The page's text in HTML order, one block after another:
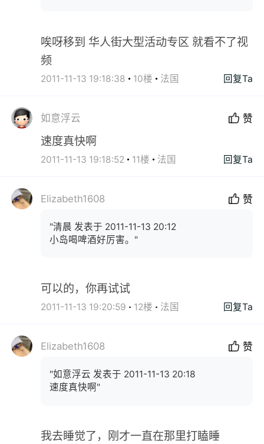
唉呀移到 华人街大型活动专区 就看不了视
频
2011-11-13 19:18:38 10楼 法国 回复Ta
如意浮云 赞
速度真快啊
2011-11-13 19:18:52 11楼 法国 回复Ta
Elizabeth1608 赞
"清晨 发表于 2011-11-13 20:12
小岛喝啤酒好厉害。"
可以的，你再试试
2011-11-13 19:20:59 12楼 法国 回复Ta
Elizabeth1608 赞
"如意浮云 发表于 2011-11-13 20:18
速度真快啊"
我去睡觉了，刚才一直在那里打瞌睡